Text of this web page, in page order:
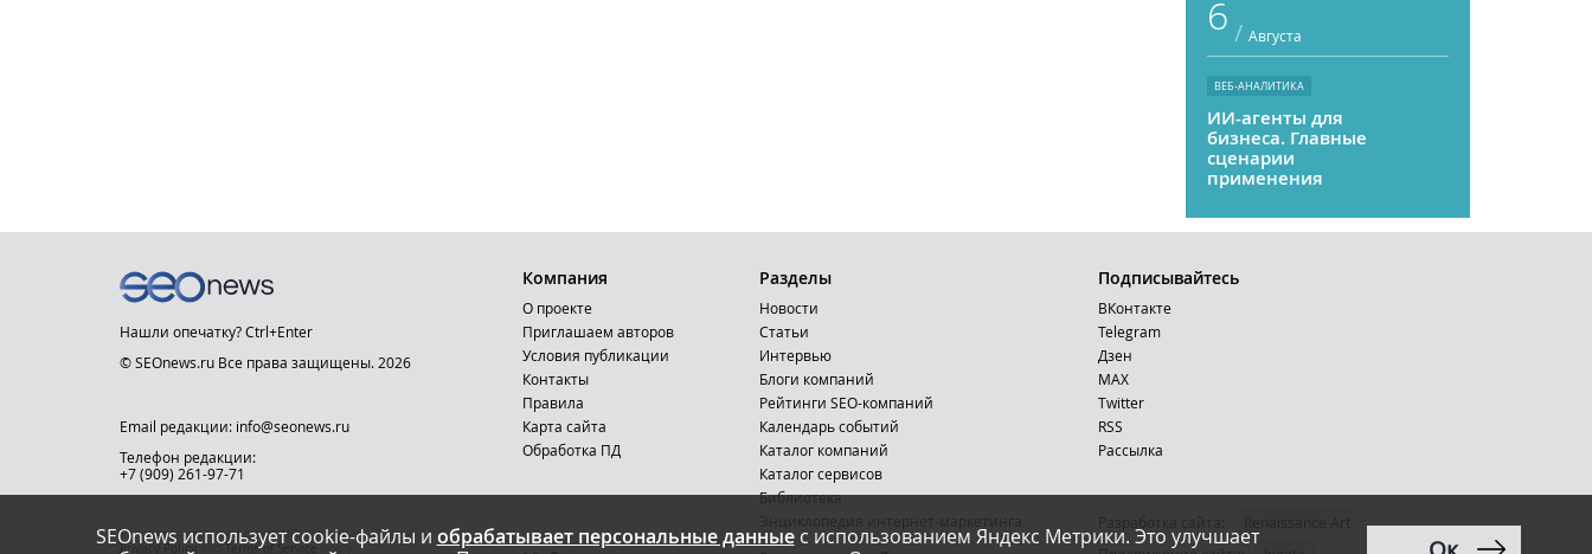
6 / Августа
ВЕБ-АНАЛИТИКА
ИИ-агенты для
бизнеса. Главные
сценарии
применения
SEOnews использует cookie-файлы и обрабатывает персональные данныес использованием Яндекс Метрики. Это улучшает
Нашли опечатку? Ctrl+Enter
© SEOnews.ru Все права защищены. 2026
Email редакции: info@seonews.ru
Телефон редакции:
+7 (909) 261-97-71
This site is protected by reCAPTCHA and the Google
Privacy Policyand Terms of Serviceapply.
Компания
О проекте
Приглашаем авторов
Условия публикации
Контакты
Правила
Карта сайта
Обработка ПД
Разделы
Новости
Статьи
Интервью
Блоги компаний
Рейтинги SEO-компаний
Календарь событий
Каталог компаний
Каталог сервисов
Библиотека
Подписывайтесь
ВКонтакте
Telegram
Дзен
MAX
Тwitter
RSS
Рассылка